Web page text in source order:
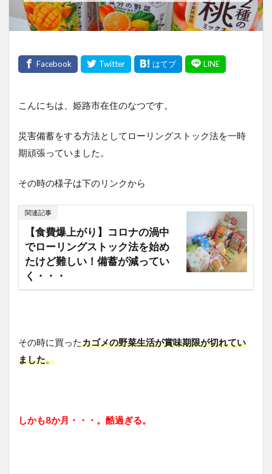
こんにちは、姫路市在住のなつです。
災害備蓄をする方法としてローリングストック法を一時
期頑張っていました。
その時の様子は下のリンクから
関連記事
【食費爆上がり】コロナの渦中
でローリングストック法を始め
たけど難しい！備蓄が減ってい
く・・・
その時に買ったカゴメの野菜生活が賞味期限が切れてい
ました。
しかも8か月・・・。酷過ぎる。